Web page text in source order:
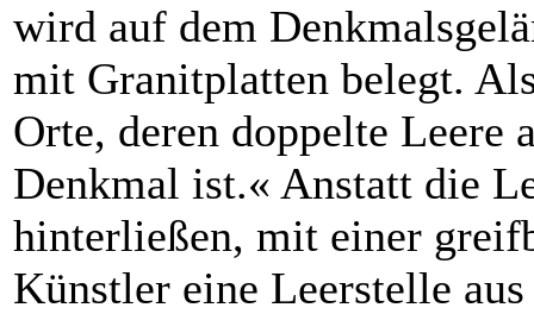
wird auf dem
mit Granitplatten belegt.
Orte, deren doppelte Leere
Denkmal ist.« Anstatt die
hinterließen, mit einer
Künstler eine Leerstelle